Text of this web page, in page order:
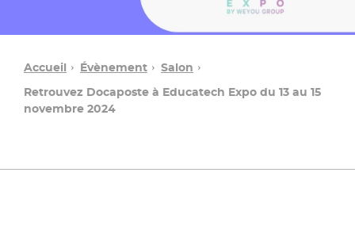
Accueil Évènement
Salon
Retrouvez Docaposte à Educatech Expo du 13 au 15
novembre 2024